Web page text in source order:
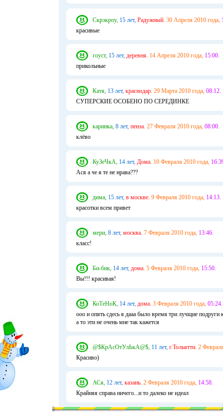
Скрэкроу, 15 лет, Радужный. 30 Апреля 2010 года,
красивые
гоуст, 15 лет, деревня. 14 Апреля 2010 года, 15:00.
прикольные
Катя, 13 лет, краснодар. 29 Марта 2010 года, 08:12.
СУПЕРСКИЕ ОСОБЕНО ПО СЕРЕДИНКЕ
каринка, 8 лет, пенза. 27 Февраля 2010 года, 08:00.
клёво
КуЗеЧкА, 14 лет, Дома. 10 Февраля 2010 года,
Ася а че я те не нрава???
дима, 15 лет, в москве. 9 Февраля 2010 года, 14:13.
красотки всем привет
мери, 8 лет, москва. 7 Февраля 2010 года, 13:46.
класс!
Би-бик, 14 лет, дома. 5 Февраля 2010 года, 15:50.
Вы!!! красивая!
КоТеНоК, 14 лет, дома. 3 Февраля 2010 года, 05:24.
ооо и опять сдесь я дааа было время три лучщие
а то эти не очень мне так кажется
@$КрАсОтУлЬкА@$, 11 лет, г.Тольятти. 2
Красиво)
АСя, 12 лет, казань. 2 Февраля 2010 года, 14:58.
Крайняя справа ничего...и то далеко не идеал